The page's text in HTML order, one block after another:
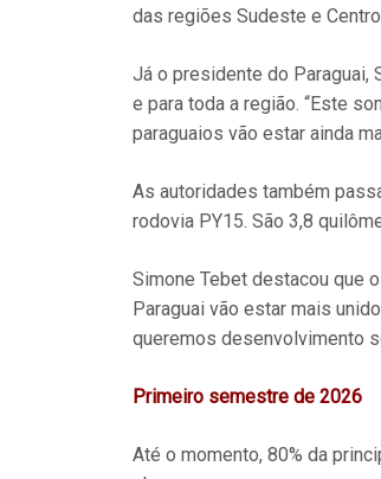
das regiões Sudeste e
Já o presidente do Paraguai,
e para toda a região. “Este
paraguaios vão estar ainda
As autoridades também
rodovia PY15. São 3,8
Simone Tebet destacou que
Paraguai vão estar mais
queremos desenvolvimento
Primeiro semestre de 2026
Até o momento, 80% da